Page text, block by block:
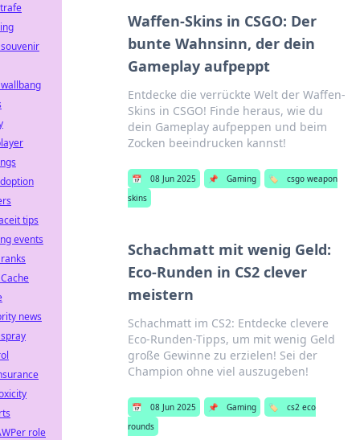
Waffen-Skins in CSGO: Der
bunte Wahnsinn, der dein
Gameplay aufpeppt
Entdecke die verrückte Welt der Waffen-
Skins in CSGO! Finde heraus, wie du
dein Gameplay aufpeppen und beim
Zocken beeindrucken kannst!
📅 08 Jun 2025 📌 Gaming 🏷️
csgo weapon
skins
Schachmatt mit wenig Geld:
Eco-Runden in CS2 clever
meistern
Schachmatt im CS2: Entdecke clevere
Eco-Runden-Tipps, um mit wenig Geld
große Gewinne zu erzielen! Sei der
Champion ohne viel auszugeben!
📅 08 Jun 2025 📌 Gaming 🏷️
cs2 eco
rounds
tips
events
news
role